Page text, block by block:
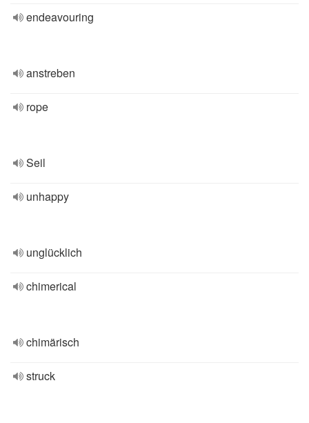
endeavouring
anstreben
rope
Seil
unhappy
unglücklich
chimerical
chimärisch
struck